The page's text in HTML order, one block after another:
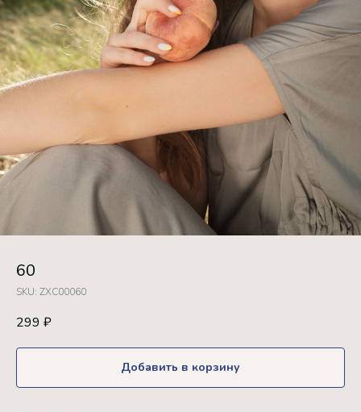
60
SKU: ZXC00060
299 ₽
Добавить в корзину